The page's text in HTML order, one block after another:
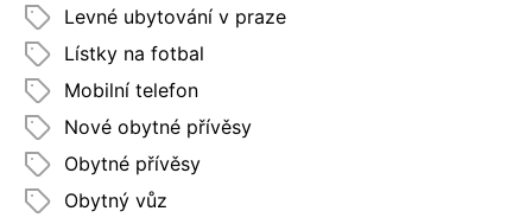
Levné ubytování v praze
Lístky na fotbal
Mobilní telefon
Nové obytné přívěsy
Obytné přívěsy
Obytný vůz